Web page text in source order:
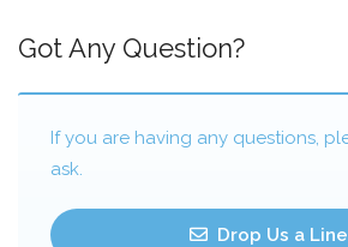
Got Any Question?
If you are having any questions,
ask.
Drop Us a Line